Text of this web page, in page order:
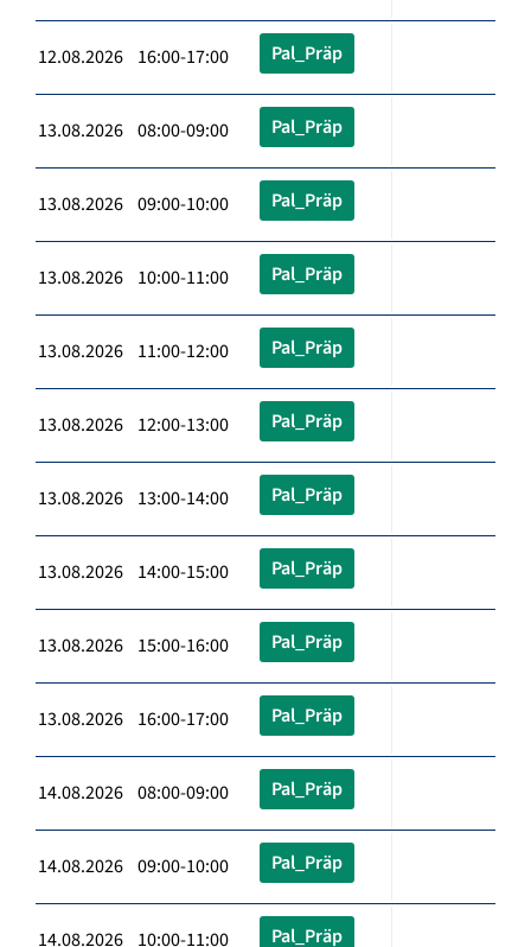
12.08.2026 16:00-17:00 Pal_Präp
13.08.2026 08:00-09:00 Pal_Präp
13.08.2026 09:00-10:00 Pal_Präp
13.08.2026 10:00-11:00 Pal_Präp
13.08.2026 11:00-12:00 Pal_Präp
13.08.2026 12:00-13:00 Pal_Präp
13.08.2026 13:00-14:00 Pal_Präp
13.08.2026 14:00-15:00 Pal_Präp
13.08.2026 15:00-16:00 Pal_Präp
13.08.2026 16:00-17:00 Pal_Präp
14.08.2026 08:00-09:00 Pal_Präp
14.08.2026 09:00-10:00 Pal_Präp
14.08.2026 10:00-11:00 Pal_Präp